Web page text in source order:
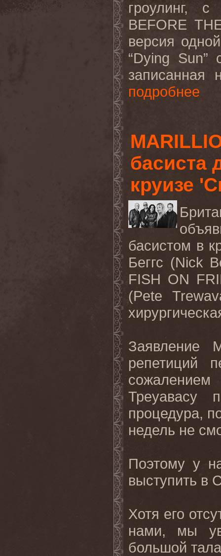
гроулинг, с
BEFORE
версия
“Dying Sun”
записанная
подробнее
басиста
круизе
басистом в
Беггс (Nick
FISH ON
(Pete
Заявление
репетиций
Треуавасу
процедура,
недель не
Поэтому у
выступить в
Хотя его
нами, мы
большой